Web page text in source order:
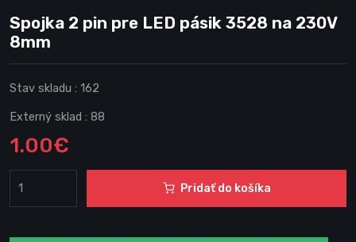
Spojka 2 pin pre LED pásik 3528 na 230V
8mm
Stav skladu : 162
Externý sklad : 88
1.00€
Pridať do košíka